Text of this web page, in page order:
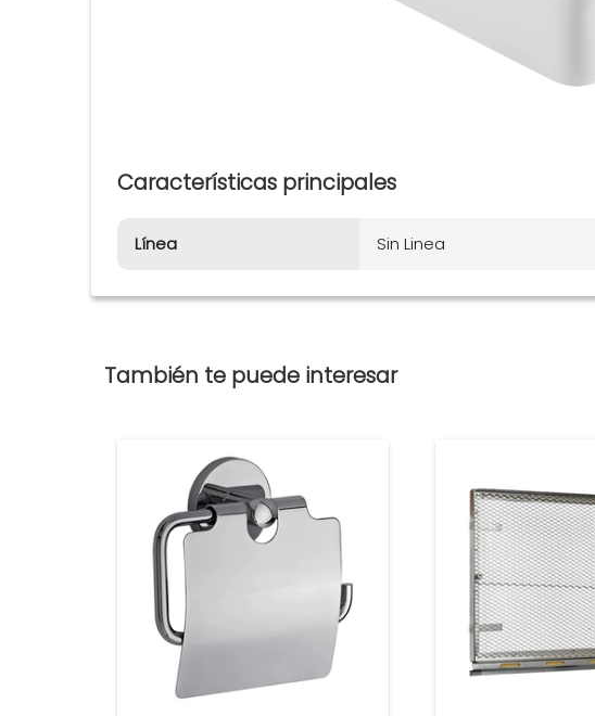
Características principales
Línea Sin Linea
También te puede interesar